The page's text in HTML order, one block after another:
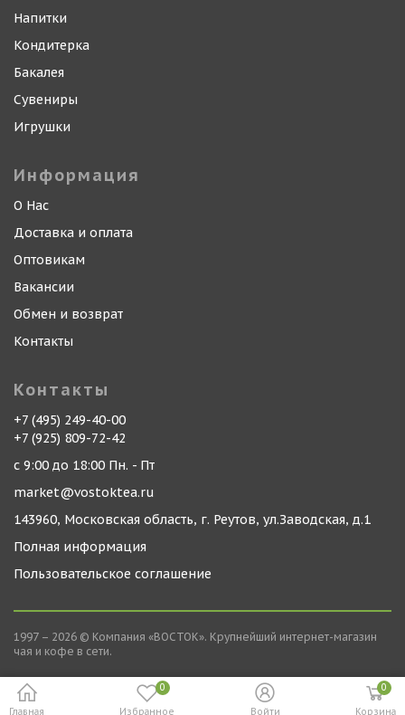
Главная
0
Избранное Войти
0
Корзина
Напитки
Кондитерка
Бакалея
Сувениры
Игрушки
Информация
О Нас
Доставка и оплата
Оптовикам
Вакансии
Обмен и возврат
Контакты
Контакты
+7 (495) 249-40-00
+7 (925) 809-72-42
с 9:00 до 18:00 Пн. - Пт
market@vostoktea.ru
143960, Московская область, г. Реутов, ул.Заводская, д.1
Полная информация
Пользовательское соглашение
1997 – 2026 © Компания «ВОСТОК». Крупнейший интернет-магазин
чая и кофе в сети.